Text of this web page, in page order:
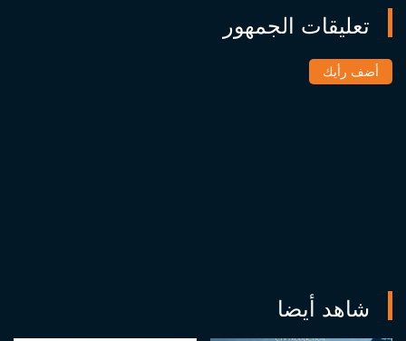
تعليقات الجمهور
أضف رأيك
شاهد أيضا